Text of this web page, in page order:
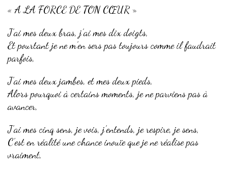
« A LA FORCE DE TON CŒUR »
J’ai mes deux bras, j’ai mes dix doigts,
Et pourtant je ne m’en sers pas toujours comme il faudrait
parfois,
J’ai mes deux jambes, et mes deux pieds,
Alors pourquoi à certains moments, je ne parviens pas à
avancer,
J’ai mes cinq sens, je vois, j’entends, je respire, je sens,
C’est en réalité une chance inouïe que je ne réalise pas
vraiment,